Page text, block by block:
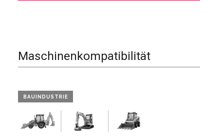
Maschinenkompatibilität
BAUINDUSTRIE